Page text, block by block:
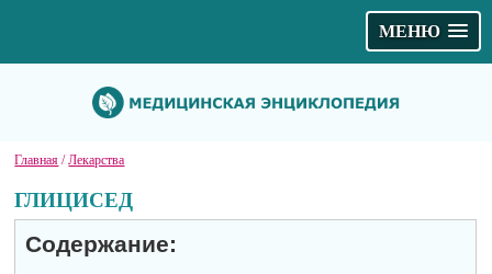
МЕНЮ
Главная /Лекарства
ГЛИЦИСЕД
Содержание: